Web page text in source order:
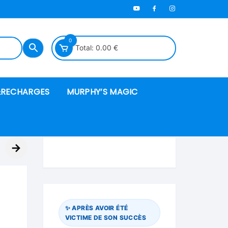
0
Total: 0.00 €
MURPHY’S MAGIC
→
✨ APRÈS AVOIR ÉTÉ
VICTIME DE SON SUCCÈS